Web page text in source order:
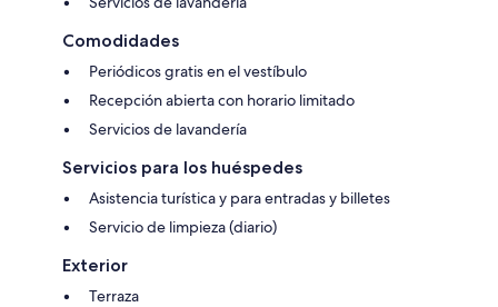
Comodidades
Periódicos gratis en el vestíbulo
Recepción abierta con horario limitado
Servicios de lavandería
Servicios para los huéspedes
Asistencia turística y para entradas y billetes
Servicio de limpieza (diario)
Exterior
Terraza